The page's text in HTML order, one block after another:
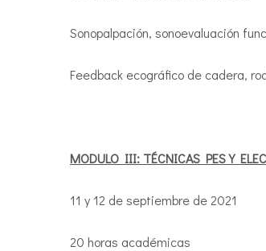
Sonopalpación, sonoevaluación
Feedback ecográfico de cadera,
MODULO III: TÉCNICAS PES Y
11 y 12 de septiembre de 2021
20 horas académicas